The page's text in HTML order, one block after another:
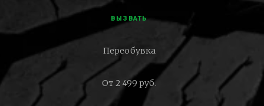
ВЫЗВАТЬ
Переобувка
От 2 499 руб.